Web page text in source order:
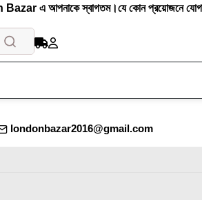
এ আপনাকে স্বাগতম।যে কোন প্রয়োজনে
londonbazar2016@gmail.com